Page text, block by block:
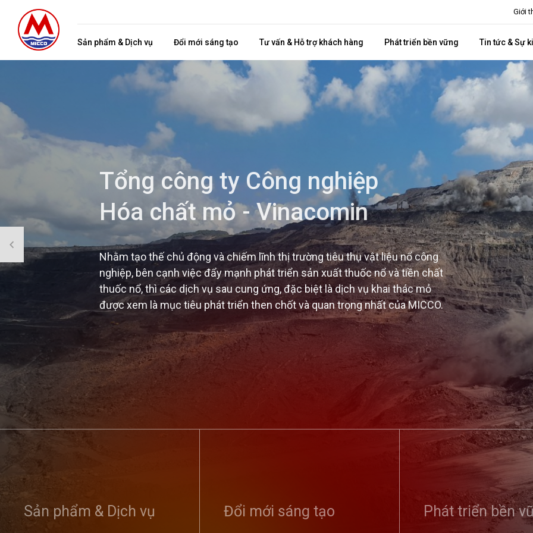
Giới
Sản phẩm & Dịch vụ Đổi mới sáng tạo Tư vấn & Hỗ trợ khách hàng Phát triển bền vững Tin tức & Sự
Sản phẩm & Dịch vụ Đổi mới sáng tạo Phát triển bền
dân bảo vệ an ninh Tổ quốc...
điển hình tiên tiến, vinh danh
sản phẩm, dịch vụ tiêu biểu...
Kỷ niệm
thống
Đảng
01/8/
Tổng công ty Công nghiệp
Hóa chất mỏ - Vinacomin
Nhằm tạo thế chủ động và chiếm lĩnh thị trường tiêu thụ vật liệu nổ công
nghiệp, bên cạnh việc đẩy mạnh phát triển sản xuất thuốc nổ và tiền chất
thuốc nổ, thì các dịch vụ sau cung ứng, đặc biệt là dịch vụ khai thác mỏ
được xem là mục tiêu phát triển then chốt và quan trọng nhất của MICCO.